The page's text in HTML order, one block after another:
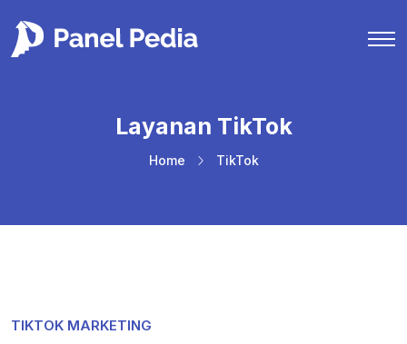
Layanan TikTok
Home TikTok
TIKTOK MARKETING